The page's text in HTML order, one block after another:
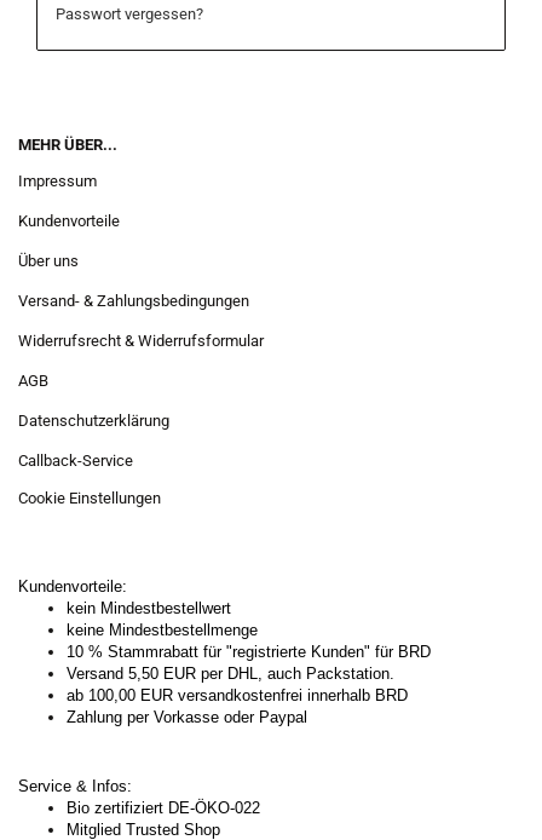
Passwort vergessen?
MEHR ÜBER...
Impressum
Kundenvorteile
Über uns
Versand- & Zahlungsbedingungen
Widerrufsrecht & Widerrufsformular
AGB
Datenschutzerklärung
Callback-Service
Cookie Einstellungen
Kundenvorteile:
kein Mindestbestellwert
keine Mindestbestellmenge
10 % Stammrabatt für "registrierte Kunden" für BRD
Versand 5,50 EUR per DHL, auch Packstation.
ab 100,00 EUR versandkostenfrei innerhalb BRD
Zahlung per Vorkasse oder Paypal
Service & Infos:
Bio zertifiziert DE-ÖKO-022
Mitglied Trusted Shop